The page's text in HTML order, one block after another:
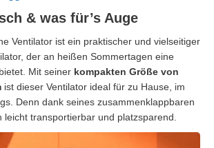
& was für’s Auge
Ventilator ist ein praktischer und vielseitiger
der an heißen Sommertagen eine
Mit seiner kompakten Größe von
ist dieser Ventilator ideal für zu Hause, im
Denn dank seines zusammenklappbaren
leicht transportierbar und platzsparend.